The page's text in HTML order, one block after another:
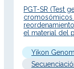
PGT-SR (Test
cromosómicos
el material del
embriones de
embriones
Yikon